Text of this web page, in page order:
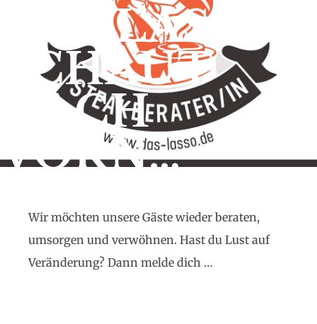
DAS LASSO
SCHAUT
NACH
VORN…
Wir möchten unsere Gäste wieder beraten,
umsorgen und verwöhnen. Hast du Lust auf
Veränderung? Dann melde dich …